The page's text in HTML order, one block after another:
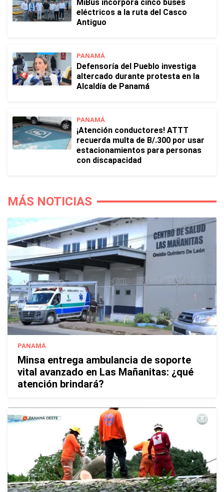
MiBus incorpora cinco buses
eléctricos a la ruta del Casco
Antiguo
PANAMÁ
Defensoría del Pueblo investiga
altercado durante protesta en la
Alcaldía de Panamá
PANAMÁ
¡Atención conductores! ATTT
recuerda multa de B/.300 por usar
estacionamientos para personas
con discapacidad
MÁS NOTICIAS
PANAMÁ
Minsa entrega ambulancia de soporte
vital avanzado en Las Mañanitas: ¿qué
atención brindará?